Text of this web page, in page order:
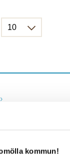
kommun!